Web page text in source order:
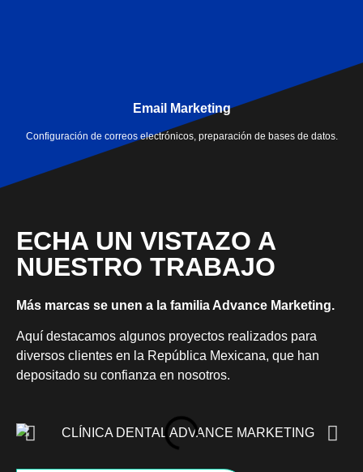
Email Marketing
Configuración de correos electrónicos, preparación de bases de datos.
ECHA UN VISTAZO A
NUESTRO TRABAJO
Más marcas se unen a la familia Advance Marketing.
Aquí destacamos algunos proyectos realizados para
diversos clientes en la República Mexicana, que han
depositado su confianza en nosotros.